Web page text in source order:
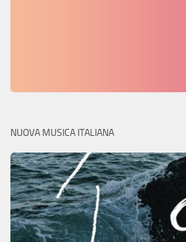
NUOVA MUSICA ITALIANA